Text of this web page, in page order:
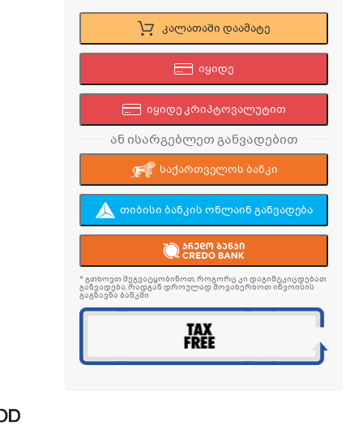
კალათაში დაამატე
იყიდე
იყიდე კრიპტოვალუტით
ან ისარგებლეთ განვადებით
საქართველოს ბანკი
თიბისი ბანკის ონლაინ განვადება
* გთხოვთ შეგვატყობინოთ, როგორც კი დაგიმტკიცდებათ
განვადება, რადგან დროულად მოვახერხოთ ინვოისის
გაგზავნა ბანკში